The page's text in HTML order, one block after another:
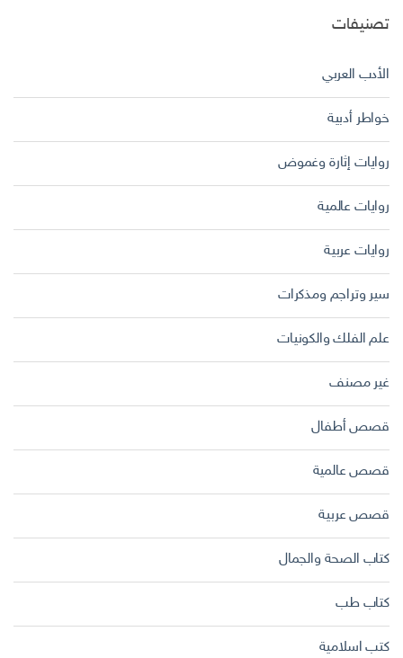
تصنيفات
الأدب العربي
خواطر أدبية
روايات إثارة وغموض
روايات عالمية
روايات عربية
سير وتراجم ومذكرات
علم الفلك والكونيات
غير مصنف
قصص أطفال
قصص عالمية
قصص عربية
كتاب الصحة والجمال
كتاب طب
كتب اسلامية